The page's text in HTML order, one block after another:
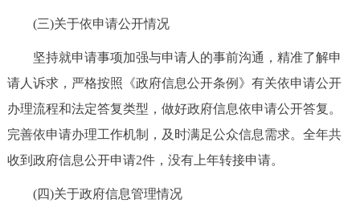
DEUTSCH FRANÇAIS
ESPAÑOL العربية PORTUGUÊS
ITALIANO
(三)关于依申请公开情况
坚持就申请事项加强与申请人的事前沟通，精准了解申
请人诉求，严格按照《政府信息公开条例》有关依申请公开
办理流程和法定答复类型，做好政府信息依申请公开答复。
完善依申请办理工作机制，及时满足公众信息需求。全年共
收到政府信息公开申请2件，没有上年转接申请。
(四)关于政府信息管理情况